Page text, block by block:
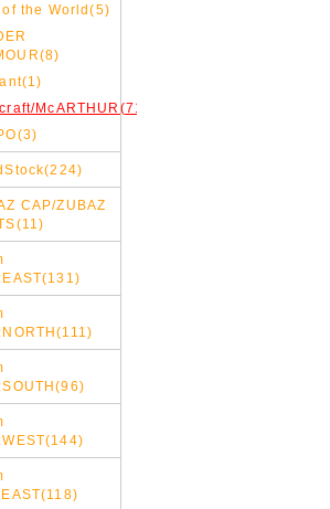
of the World(5)
McARTHUR(71)
CAP/ZUBAZ